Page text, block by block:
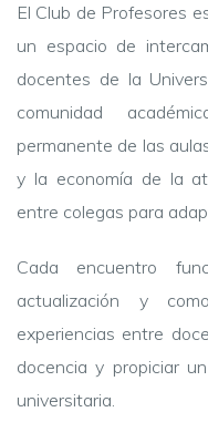
El Club de Profesores
un espacio de
docentes de la
comunidad
permanente de las
y la economía de la
entre colegas para
Cada encuentro
actualización y
experiencias entre
docencia y propiciar
universitaria.